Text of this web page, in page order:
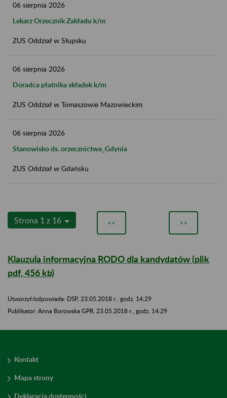
06 sierpnia 2026
Lekarz Orzecznik Zakładu k/m
ZUS Oddział w Słupsku
06 sierpnia 2026
Doradca płatnika składek k/m
ZUS Oddział w Tomaszowie Mazowieckim
06 sierpnia 2026
Stanowisko ds. orzecznictwa_Gdynia
ZUS Oddział w Gdańsku
Strona 1 z 16 << >>
Klauzula informacyjna RODO dla kandydatów (plik
pdf, 456 kb)
Utworzył/odpowiada: DSP, 23.05.2018 r., godz. 14:29
​​​​​​​Publikator: Anna Borowska GPR, 23.05.2018 r., godz. 14:29
Kontakt
Mapa strony
Deklaracja dostępności